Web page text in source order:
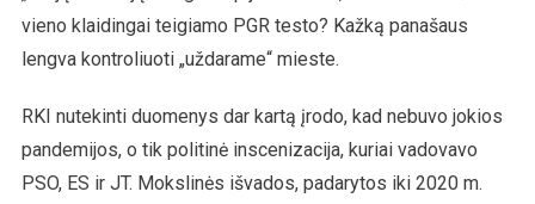
vieno klaidingai teigiamo PGR testo? Kažką panašaus
lengva kontroliuoti „uždarame“ mieste.
RKI nutekinti duomenys dar kartą įrodo, kad nebuvo jokios
pandemijos, o tik politinė inscenizacija, kuriai vadovavo
PSO, ES ir JT. Mokslinės išvados, padarytos iki 2020 m.